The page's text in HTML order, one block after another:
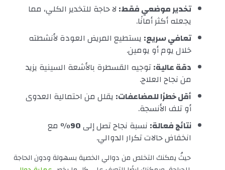
تخدير موضعي فقط: لا حاجة للتخدير الكلي، مما
يجعله أكثر أمانًا.
تعافي سريع: يستطيع المريض العودة لأنشطته
خلال يوم أو يومين.
دقة عالية:توجيه القسطرة بالأشعة السينية يزيد
من نجاح العلاج.
أقل خطرًا للمضاعفات: يقلل من احتمالية العدوى
أو تلف الأنسجة.
نتائج فعالة: نسبة نجاح تصل إلى90%
مع
انخفاض حالات تكرار الدوالي.
حيثُ يمكنك التخلص من دوالي الخصية بسهولة ودون الحاجة